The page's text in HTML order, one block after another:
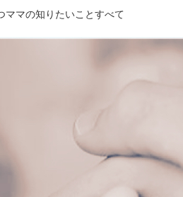
ママの知りたいことすべて